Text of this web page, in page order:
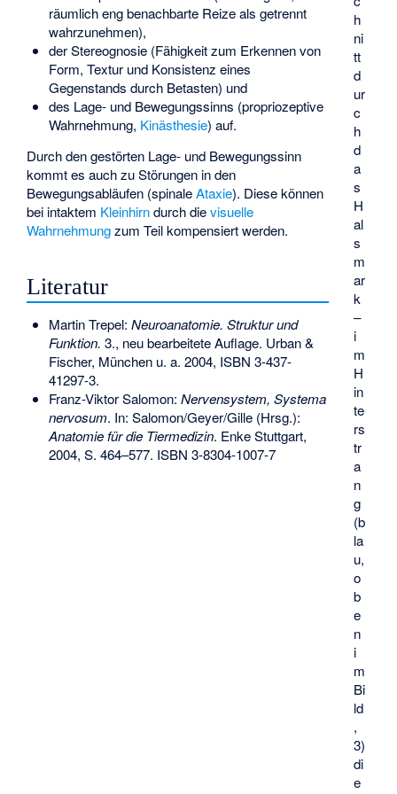
h
ni
tt
d
ur
c
h
d
a
s
H
al
s
m
ar
k
–
i
m
H
in
te
rs
tr
a
n
g
(b
la
u,
o
b
e
n
i
m
Bi
ld
,
3)
di
e
räumlich eng benachbarte Reize als getrennt
wahrzunehmen),
derStereognosie(Fähigkeit zum Erkennen von
Form, Textur und Konsistenz eines
Gegenstands durch Betasten) und
des Lage- und Bewegungssinns (propriozeptive
Wahrnehmung, Kinästhesie) auf.
Durch den gestörten Lage- und Bewegungssinn
kommt es auch zu Störungen in den
Bewegungsabläufen (spinaleAtaxie). Diese können
bei intaktem Kleinhirndurch dievisuelle
Wahrnehmungzum Teil kompensiert werden.
Literatur
Martin Trepel: Neuroanatomie. Struktur und
Funktion. 3., neu bearbeitete Auflage. Urban &
Fischer, München u. a. 2004, ISBN 3-437-
41297-3.
Franz-Viktor Salomon: Nervensystem, Systema
nervosum. In: Salomon/Geyer/Gille (Hrsg.):
Anatomie für die Tiermedizin. Enke Stuttgart,
2004, S. 464–577. ISBN 3-8304-1007-7